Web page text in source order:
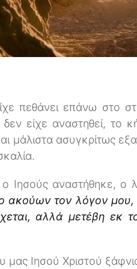
πεθάνει επάνω στο
δεν είχε αναστηθεί, το
μάλιστα ασυγκρίτως
Ιησούς αναστήθηκε, ο
ακούων τον λόγον μου,
αλλά μετέβη εκ
μας Ιησού Χριστού